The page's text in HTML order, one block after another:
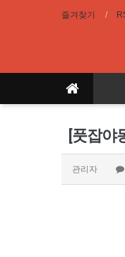
즐겨찾기
[풋잡야
관리자